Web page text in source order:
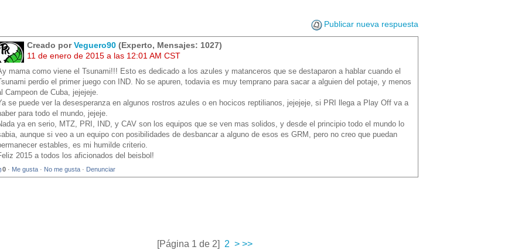
Publicar nueva respuesta
Creado porVeguero90 (Experto, Mensajes: 1027)
11 de enero de 2015 a las 12:01 AM CST
mama como viene el Tsunami!!! Esto es dedicado a los azules y matanceros que se destaparon a hablar cuando el
perdio el primer juego con IND. No se apuren, todavia es muy temprano para sacar a alguien del potaje, y menos
Campeon de Cuba, jejejeje.
se puede ver la desesperanza en algunos rostros azules o en hocicos reptilianos, jejejeje, si PRI llega a Play Off va a
para todo el mundo, jejeje.
ya en serio, MTZ, PRI, IND, y CAV son los equipos que se ven mas solidos, y desde el principio todo el mundo lo
aunque si veo a un equipo con posibilidades de desbancar a alguno de esos es GRM, pero no creo que puedan
estables, es mi humilde criterio.
2015 a todos los aficionados del beisbol!
0 · Me gusta · No me gusta · Denunciar
[Página 1 de 2] 2 >>>